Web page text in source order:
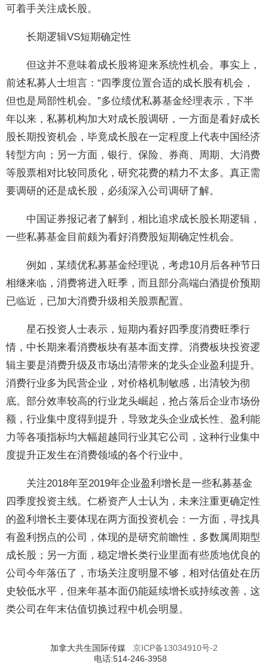
可着手关注成长股。
长期逻辑VS短期确定性
但这并不意味着成长股将迎来系统性机会。事实上，
前述私募人士坦言：“四季度位置合适的成长股有机会，
但也是局部性机会。”多位绩优私募基金经理表示，下半
年以来，私募机构加大对成长股调研，一方面是看好成长
股长期投资机会，毕竟成长股在一定程度上代表中国经济
转型方向；另一方面，银行、保险、券商、周期、大消费
等股票相对比较同质化，研究花费的精力不太多。真正需
要调研的还是成长股，必须深入公司调研了解。
中国证券报记者了解到，相比追求成长股长期逻辑，
一些私募基金目前颇为看好消费股短期确定性机会。
例如，某绩优私募基金经理说，考虑10月后各种节日
相继来临，消费将进入旺季，而且部分高端白酒提价预期
已临近，已加大消费升级相关股票配置。
星石投资人士表示，短期内看好四季度消费旺季行
情，中长期来看消费板块有基本面支撑。消费板块投资逻
辑主要是消费升级及市场出清带来的龙头企业盈利提升。
消费行业多为民营企业，对价格机制敏感，出清较为彻
底。部分效率较高的行业龙头崛起，抢占落后企业市场份
额，行业集中度得到提升，导致龙头企业成长性、盈利能
力等各项指标均大幅超越同行业其它公司，这种行业集中
度提升正发生在消费领域的各个行业中。
关注2018年至2019年企业盈利增长是一些私募基金
四季度投资主线。仁桥资产人士认为，未来注重更确定性
的盈利增长主要体现在两方面投资机会：一方面，寻找具
有盈利拐点的公司，体现的是研究前瞻性，多数属周期型
成长股；另一方面，稳定增长类行业里面有些质地优良的
公司今年落伍了，市场关注度明显不够，相对估值处在历
史较低水平，但来年基本面仍能延续增长或持续改善，这
类公司在年末估值切换过程中机会明显。
加拿大共生国际传媒 京ICP备13034910号-2
电话:514-246-3958